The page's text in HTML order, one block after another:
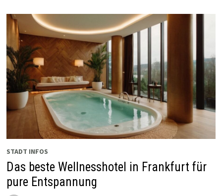
STADT INFOS
Das beste Wellnesshotel in Frankfurt für
pure Entspannung